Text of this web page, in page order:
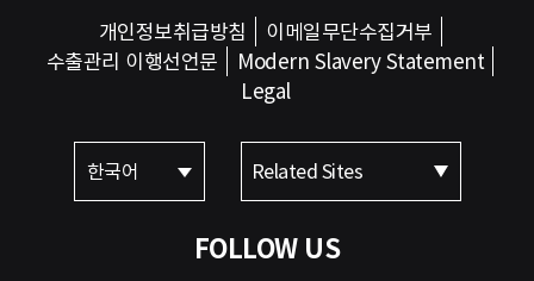
개인정보취급방침
이메일무단수집거부
수출관리 이행선언문
Modern Slavery Statement
Legal
한국어 Related Sites
FOLLOW US